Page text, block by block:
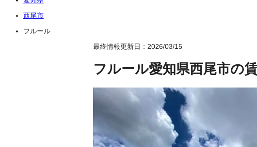
西尾市
フルール
最終情報更新日：2026/03/15
フルール愛知県西尾市の